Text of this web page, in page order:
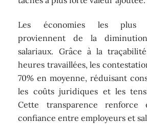
Les économies les plus
proviennent de la
salariaux. Grâce à la
heures travaillées, les
70% en moyenne, réduisant
les coûts juridiques et les
Cette transparence renforce
confiance entre employeurs et